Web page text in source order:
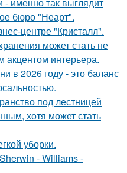
именно так выглядит
бюро "Неарт".
центре "Кристалл".
может стать не
акцентом интерьера.
в 2026 году - это баланс
под лестницей
хотя может стать
уборки.
- Williams -